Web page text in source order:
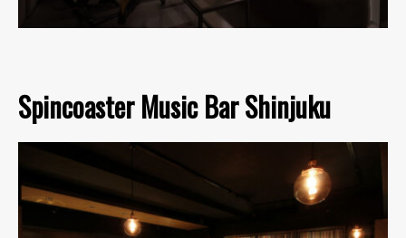
Spincoaster Music Bar Shinjuku